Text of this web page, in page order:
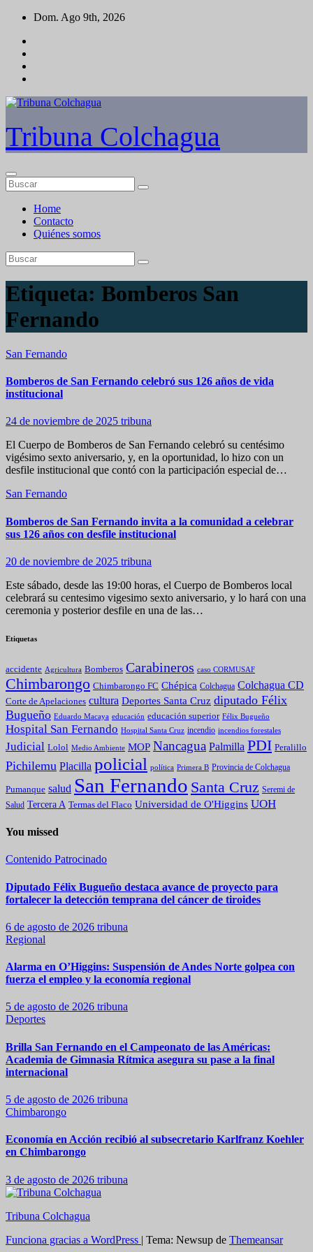
Saltar
contenido
Dom. Ago 9th, 2026
Tribuna Colchagua
Home
Contacto
Quiénes somos
Etiqueta: Bomberos San
Fernando
San Fernando
Bomberos de San Fernando celebró sus 126 años de vida
institucional
24 de noviembre de 2025 tribuna
El Cuerpo de Bomberos de San Fernando celebró su centésimo
vigésimo sexto aniversario, y, en la oportunidad, lo hizo con un
desfile institucional que contó con la participación especial de…
San Fernando
Bomberos de San Fernando invita a la comunidad a celebrar
sus 126 años con desfile institucional
20 de noviembre de 2025 tribuna
Este sábado, desde las 19:00 horas, el Cuerpo de Bomberos local
celebrará su centesimo vigesimo sexto aniversario, y lo hará con una
ceremonia y posterior desfile en una de las…
Etiquetas
accidente Agricultura Bomberos Carabineros caso CORMUSAF
Chimbarongo Chimbarongo FC Chépica Colchagua Colchagua CD
Corte de Apelaciones cultura Deportes Santa Cruz diputado Félix
Bugueño Eduardo Macaya educación educación superior Félix Bugueño
Hospital San Fernando Hospital Santa Cruz incendio incendios forestales
Judicial Lolol Medio Ambiente MOP Nancagua Palmilla PDI Peralillo
Pichilemu Placilla policial política Primera B Provincia de Colchagua
Pumanque salud San Fernando Santa Cruz Seremi de
Salud Tercera A Termas del Flaco Universidad de O'Higgins UOH
You missed
Contenido Patrocinado
Diputado Félix Bugueño destaca avance de proyecto para
fortalecer la detección temprana del cáncer de tiroides
6 de agosto de 2026 tribuna
Regional
Alarma en O’Higgins: Suspensión de Andes Norte golpea con
fuerza el empleo y la economía regional
5 de agosto de 2026 tribuna
Deportes
Brilla San Fernando en el Campeonato de las Américas:
Academia de Gimnasia Rítmica asegura su pase a la final
internacional
5 de agosto de 2026 tribuna
Chimbarongo
Economía en Acción recibió al subsecretario Karlfranz Koehler
en Chimbarongo
3 de agosto de 2026 tribuna
Tribuna Colchagua
Funciona gracias a WordPress | Tema: Newsup de Themeansar